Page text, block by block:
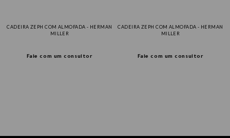
CADEIRA ZEPH COM ALMOFADA - HERMAN
MILLER
Fale com um consultor
CADEIRA ZEPH COM ALMOFADA - HERMAN
MILLER
Fale com um consultor